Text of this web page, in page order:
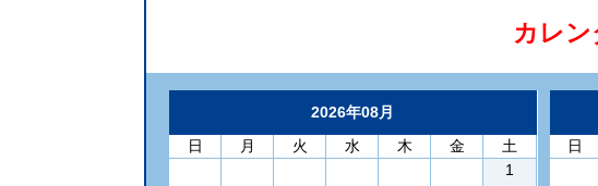
カレ
2026年08月
日
月 火 水 木 金
土
1
日